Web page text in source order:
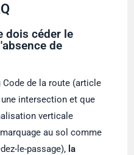
dois céder le
de
Code de la route (article
une intersection et que
verticale
au sol comme
le-passage), la